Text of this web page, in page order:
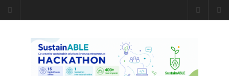
Caiet de
insemnari
DESCARCĂ!